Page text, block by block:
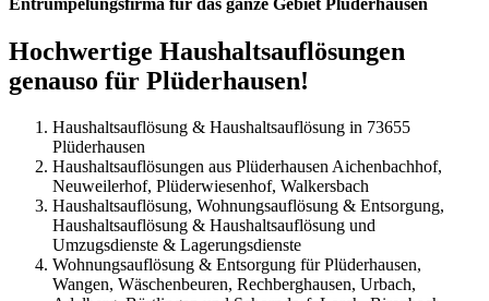
Hochwertige Haushaltsauflösungen
genauso für Plüderhausen!
Haushaltsauflösung & Haushaltsauflösung in 73655
Plüderhausen
Haushaltsauflösungen aus Plüderhausen Aichenbachhof,
Neuweilerhof, Plüderwiesenhof, Walkersbach
Haushaltsauflösung, Wohnungsauflösung & Entsorgung,
Haushaltsauflösung & Haushaltsauflösung und
Umzugsdienste & Lagerungsdienste
Wohnungsauflösung & Entsorgung für Plüderhausen,
Wangen, Wäschenbeuren, Rechberghausen, Urbach,